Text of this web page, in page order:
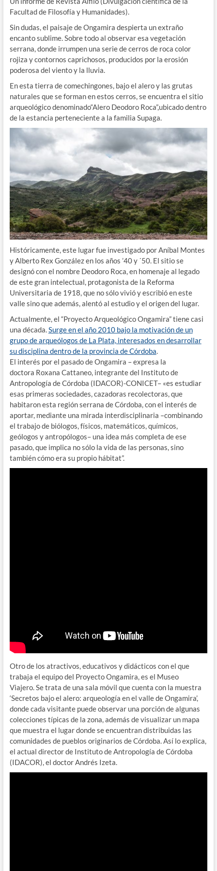
Facultad de Filosofía y Humanidades).
Sin dudas, el paisaje de Ongamira despierta un extraño
encanto sublime. Sobre todo al observar esa vegetación
serrana, donde irrumpen una serie de cerros de roca color
rojiza y contornos caprichosos, producidos por la erosión
poderosa del viento y la lluvia.
En esta tierra de comechingones, bajo el alero y las grutas
naturales que se forman en estos cerros, se encuentra el sitio
arqueológico denominado“Alero Deodoro Roca”,ubicado dentro
de la estancia perteneciente a la familia Supaga.
Históricamente, este lugar fue investigado por Aníbal Montes
y Alberto Rex González en los años ’40 y ´50. El sitio se
designó con el nombre Deodoro Roca, en homenaje al legado
de este gran intelectual, protagonista de la Reforma
Universitaria de 1918, que no sólo vivió y escribió en este
valle sino que además, alentó al estudio y el origen del lugar.
Actualmente, el “Proyecto Arqueológico Ongamira” tiene casi
una década.Surge en el año 2010 bajo la motivación de un
grupo de arqueólogos de La Plata, interesados en desarrollar
su disciplina dentro de la provincia de Córdoba.
El interés por el pasado de Ongamira – expresa la
doctora Roxana Cattaneo, integrante del Instituto de
Antropología de Córdoba (IDACOR)-CONICET– «es estudiar
esas primeras sociedades, cazadoras recolectoras, que
habitaron esta región serrana de Córdoba, con el interés de
aportar, mediante una mirada interdisciplinaria –combinando
el trabajo de biólogos, físicos, matemáticos, químicos,
geólogos y antropólogos– una idea más completa de ese
pasado, que implica no sólo la vida de las personas, sino
también cómo era su propio hábitat”.
Otro de los atractivos, educativos y didácticos con el que
trabaja el equipo del Proyecto Ongamira, es el Museo
Viajero. Se trata de una sala móvil que cuenta con la muestra
‘Secretos bajo el alero: arqueología en el valle de Ongamira’,
donde cada visitante puede observar una porción de algunas
colecciones típicas de la zona, además de visualizar un mapa
que muestra el lugar donde se encuentran distribuidas las
comunidades de pueblos originarios de Córdoba. Así lo explica,
el actual director de Instituto de Antropología de Córdoba
(IDACOR), el doctor Andrés Izeta.